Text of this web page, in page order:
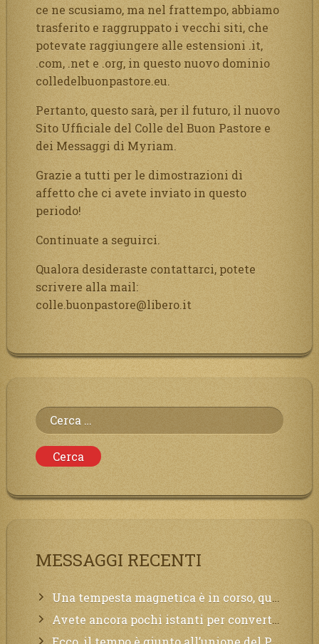
ce ne scusiamo, ma nel frattempo, abbiamo
trasferito e raggruppato i vecchi siti, che
potevate raggiungere alle estensioni .it,
.com, .net e .org, in questo nuovo dominio
colledelbuonpastore.eu.
Pertanto, questo sarà, per il futuro, il nuovo
Sito Ufficiale del Colle del Buon Pastore e
dei Messaggi di Myriam.
Grazie a tutti per le dimostrazioni di
affetto che ci avete inviato in questo
periodo!
Continuate a seguirci.
Qualora desideraste contattarci, potete
scrivere alla mail:
colle.buonpastore@libero.it
Ricerca
per:
MESSAGGI RECENTI
Una tempesta magnetica è in corso, questa generazione patirà. Il black out non tarderà ad arrivare e tutta la Terra sarà oscurata.
Avete ancora pochi istanti per convertirvi, non perdete tempo, la sciagura arriverà all’improvviso e per chi non si sarà preparato saranno dolori.